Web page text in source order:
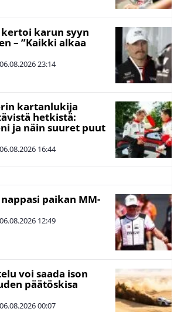
karun syyn
– ”Kaikki alkaa
06.08.202623:14
kartanlukija
hetkistä:
ja näin suuret puut
06.08.2026 16:44
paikan MM-
06.08.2026 12:49
voi saada ison
päätöskisa
06.08.202600:07